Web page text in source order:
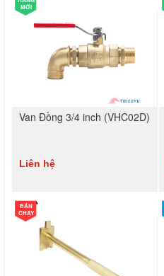
MỚI
Van Đồng 3/4 inch (VHC02D)
Liên hệ
BÁN
CHẠY